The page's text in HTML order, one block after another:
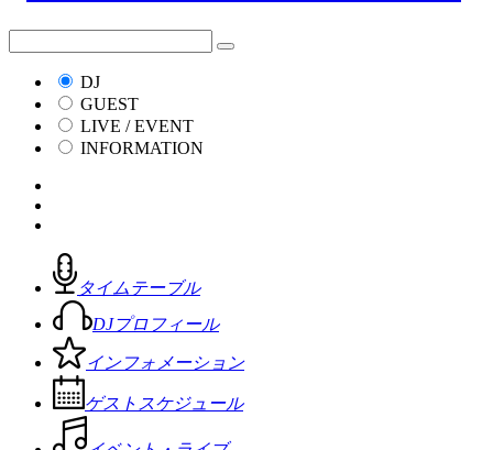
DJ
GUEST
LIVE / EVENT
INFORMATION
タイムテーブル
DJプロフィール
インフォメーション
ゲストスケジュール